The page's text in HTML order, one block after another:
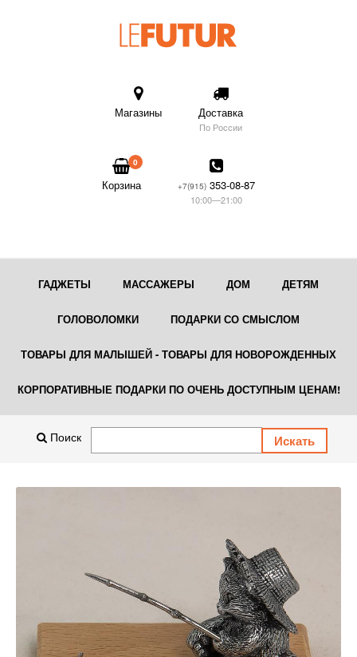
Магазины Доставка
По России
0
Корзина +7(915) 353-08-87
10:00—21:00
ГАДЖЕТЫ МАССАЖЕРЫ ДОМ ДЕТЯМ
ГОЛОВОЛОМКИ ПОДАРКИ СО СМЫСЛОМ
ТОВАРЫ ДЛЯ МАЛЫШЕЙ - ТОВАРЫ ДЛЯ НОВОРОЖДЕННЫХ
КОРПОРАТИВНЫЕ ПОДАРКИ ПО ОЧЕНЬ ДОСТУПНЫМ ЦЕНАМ!
Поиск